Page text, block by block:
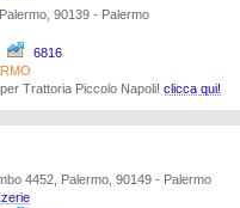
90139 - Palermo
6816
Trattoria Piccolo Napoli! clicca qui!
4452, Palermo, 90149 - Palermo